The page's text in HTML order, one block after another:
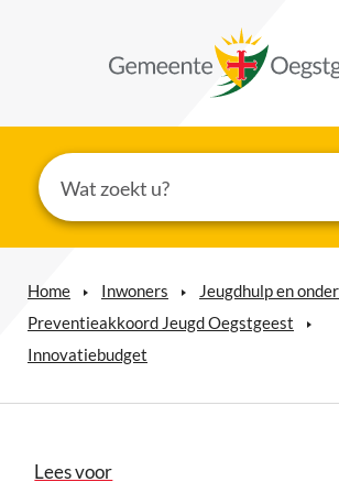
Home Inwoners
Jeugdhulp en
Preventieakkoord Jeugd Oegstgeest
Innovatiebudget
Lees voor